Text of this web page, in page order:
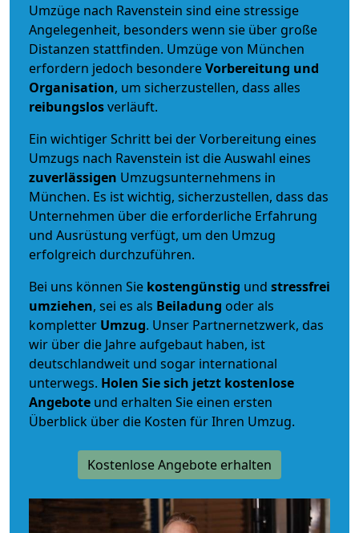
Umzüge nach Ravenstein sind eine stressige
Angelegenheit, besonders wenn sie über große
Distanzen stattfinden. Umzüge von München
erfordern jedoch besondereVorbereitung und
Organisation, um sicherzustellen, dass alles
reibungslosverläuft.
Ein wichtiger Schritt bei der Vorbereitung eines
Umzugs nach Ravenstein ist die Auswahl eines
zuverlässigen Umzugsunternehmens in
München. Es ist wichtig, sicherzustellen, dass das
Unternehmen über die erforderliche Erfahrung
und Ausrüstung verfügt, um den Umzug
erfolgreich durchzuführen.
Bei uns können Sie kostengünstig und stressfrei
umziehen, sei es als Beiladung oder als
kompletter Umzug. Unser Partnernetzwerk, das
wir über die Jahre aufgebaut haben, ist
deutschlandweit und sogar international
unterwegs. Holen Sie sich jetzt kostenlose
Angebote und erhalten Sie einen ersten
Überblick über die Kosten für Ihren Umzug.
Kostenlose Angebote erhalten